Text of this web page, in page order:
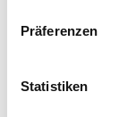
können
Präferenzen
Statistiken